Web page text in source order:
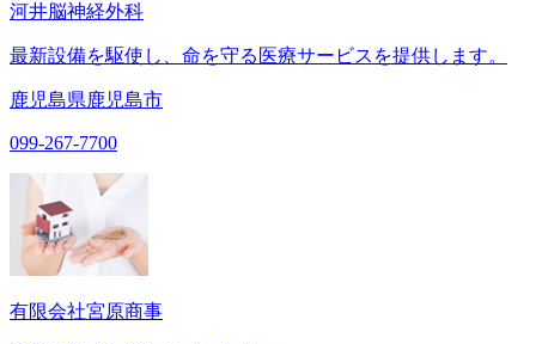
河井脳神経外科
最新設備を駆使し、命を守る医療サービスを提供します。
鹿児島県鹿児島市
099-267-7700
有限会社宮原商事